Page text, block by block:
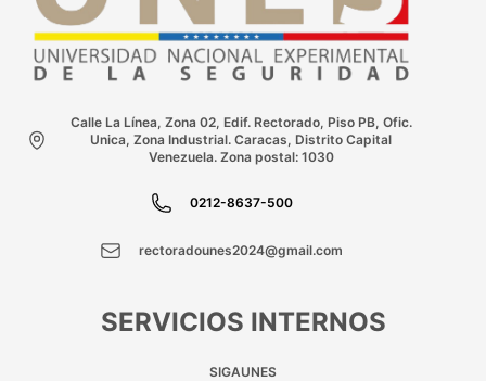
Calle La Línea, Zona 02, Edif. Rectorado, Piso PB, Ofic.
Unica, Zona Industrial. Caracas, Distrito Capital
Venezuela. Zona postal: 1030
0212-8637-500
rectoradounes2024@gmail.com
SERVICIOS INTERNOS
SIGAUNES